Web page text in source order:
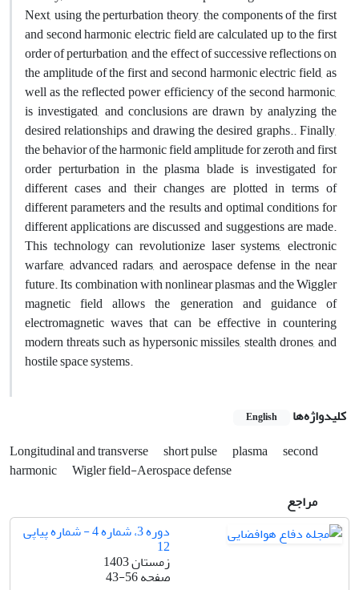
Next, using the perturbation theory, the components of the first
and second harmonic electric field are calculated up to the first
order of perturbation, and the effect of successive reflections on
the amplitude of the first and second harmonic electric field, as
well as the reflected power efficiency of the second harmonic,
is investigated, and conclusions are drawn by analyzing the
desired relationships and drawing the desired graphs.. Finally,
the behavior of the harmonic field amplitude for zeroth and first
order perturbation in the plasma blade is investigated for
different cases and their changes are plotted in terms of
different parameters and the results and optimal conditions for
different applications are discussed and suggestions are made.
This technology can revolutionize laser systems, electronic
warfare, advanced radars, and aerospace defense in the near
future. Its combination with nonlinear plasmas and the Wiggler
magnetic field allows the generation and guidance of
electromagnetic waves that can be effective in countering
modern threats such as hypersonic missiles, stealth drones, and
hostile space systems.
کلیدواژه‌ها English
Longitudinal and transverse short pulse plasma
second
harmonic
Wigler field-Aerospace defense
مراجع
دوره 3، شماره 4 - شماره پیاپی
12
زمستان 1403
صفحه43-56